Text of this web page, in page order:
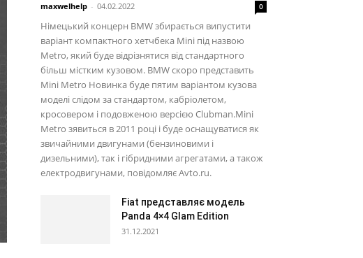
maxwelhelp - 04.02.2022 0
Німецький концерн BMW збирається випустити
варіант компактного хетчбека Mini під назвою
Metro, який буде відрізнятися від стандартного
більш містким кузовом. BMW скоро представить
Mini Metro Новинка буде пятим варіантом кузова
моделі слідом за стандартом, кабріолетом,
кросовером і подовженою версією Clubman.Mini
Metro зявиться в 2011 році і буде оснащуватися як
звичайними двигунами (бензиновими і
дизельними), так і гібридними агрегатами, а також
електродвигунами, повідомляє Avto.ru.
Fiat представляє модель
Panda 4×4 Glam Edition
31.12.2021